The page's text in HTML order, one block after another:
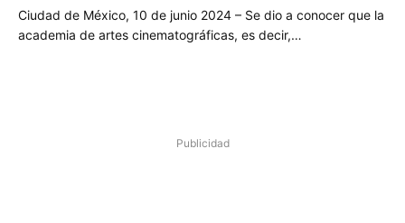
Ciudad de México, 10 de junio 2024 – Se dio a conocer que la
academia de artes cinematográficas, es decir,…
Publicidad